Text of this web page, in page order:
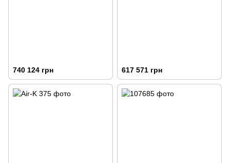
740 124 грн 617 571 грн